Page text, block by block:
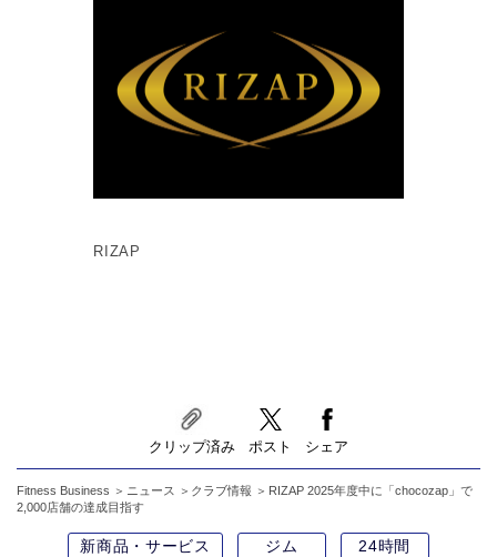
RIZAP
クリップ済み ポスト シェア
Fitness Business ニュース クラブ情報
RIZAP 2025年度中に「chocozap」で
2,000店舗の達成目指す
新商品・サービス ジム 24時間